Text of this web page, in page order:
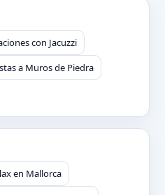
con Jacuzzi
a Muros de Piedra
en Mallorca